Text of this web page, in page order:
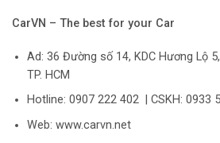
CarVN – The best for your Car
Ad: 36 Đường số 14, KDC Hương Lộ
TP. HCM
Hotline: 0907 222 402 | CSKH: 0933
Web: www.carvn.net